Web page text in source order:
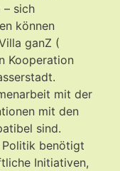
– sich
können
ganZ (
Kooperation
mit der
mit den
sind.
Politik benötigt
Initiativen,